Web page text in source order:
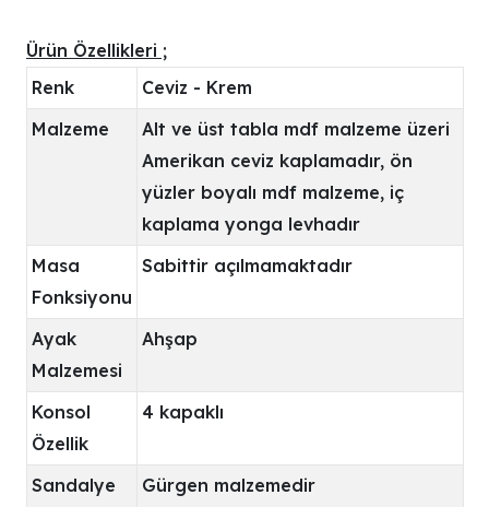
Ürün Özellikleri ;
Renk
Ceviz - Krem
Malzeme
Alt ve üst tabla mdf malzeme üzeri
Amerikan ceviz kaplamadır, ön
yüzler boyalı mdf malzeme, iç
kaplama yonga levhadır
Masa
Fonksiyonu
Sabittir açılmamaktadır
Ayak
Malzemesi
Ahşap
Konsol
Özellik
4 kapaklı
Sandalye
Gürgen malzemedir